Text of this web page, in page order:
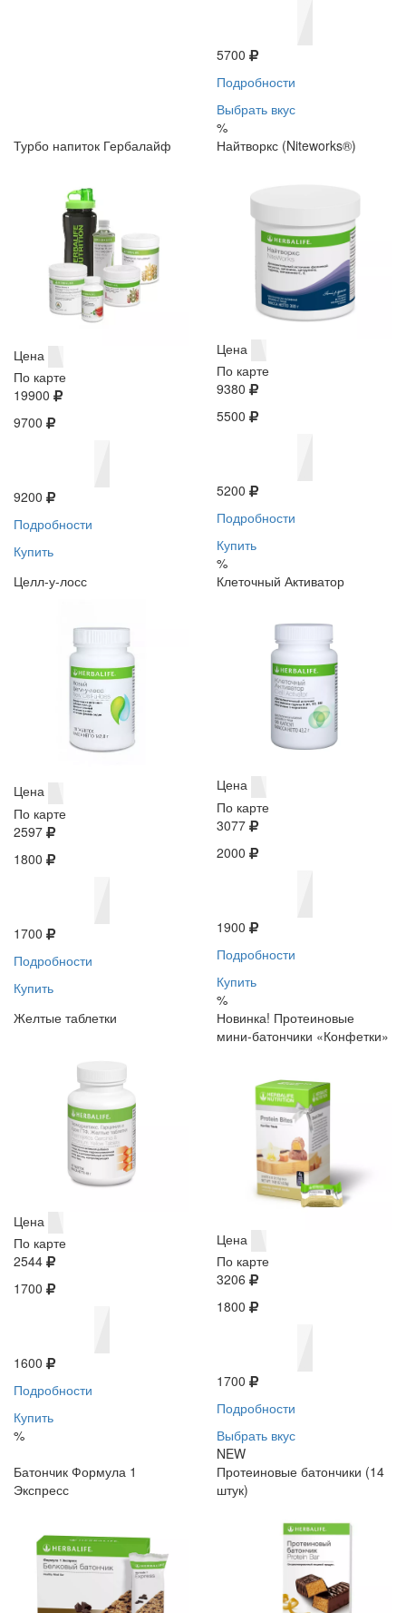
5700
Подробности
Выбрать вкус
%
Турбо напиток Гербалайф
Цена
По карте
19900
9700
9200
Подробности
Купить
Найтворкс (Niteworks®)
Цена
По карте
9380
5500
5200
Подробности
Купить
%
Целл-у-лосс
Цена
По карте
2597
1800
1700
Подробности
Купить
Клеточный Активатор
Цена
По карте
3077
2000
1900
Подробности
Купить
%
Желтые таблетки
Цена
По карте
2544
1700
1600
Подробности
Купить
%
Новинка! Протеиновые
мини-батончики «Конфетки»
Цена
По карте
3206
1800
1700
Подробности
Выбрать вкус
NEW
Батончик Формула 1
Экспресс
Протеиновые батончики (14
штук)